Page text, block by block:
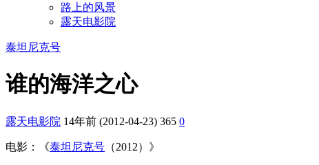
路上的风景
露天电影院
泰坦尼克号
谁的海洋之心
露天电影院 14年前 (2012-04-23) 365 0
电影：《泰坦尼克号 （2012）》